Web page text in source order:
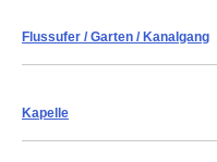
Flussufer / Garten / Kanalgang
Kapelle